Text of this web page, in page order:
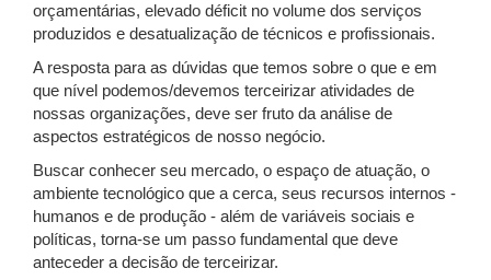
orçamentárias, elevado déficit no volume dos serviços
produzidos e desatualização de técnicos e profissionais.
A resposta para as dúvidas que temos sobre o que e em
que nível podemos/devemos terceirizar atividades de
nossas organizações, deve ser fruto da análise de
aspectos estratégicos de nosso negócio.
Buscar conhecer seu mercado, o espaço de atuação, o
ambiente tecnológico que a cerca, seus recursos internos -
humanos e de produção - além de variáveis sociais e
políticas, torna-se um passo fundamental que deve
anteceder a decisão de terceirizar.